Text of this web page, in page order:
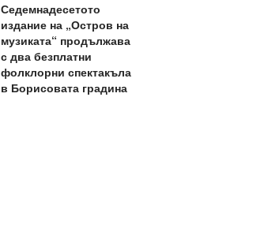
Седемнадесетото
издание на „Остров на
музиката“ продължава
с два безплатни
фолклорни спектакъла
в Борисовата градина